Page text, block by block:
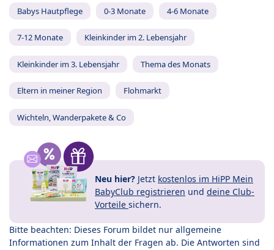
Babys Hautpflege 0-3 Monate 4-6 Monate
7-12 Monate Kleinkinder im 2. Lebensjahr
Kleinkinder im 3. Lebensjahr Thema des Monats
Eltern in meiner Region Flohmarkt
Wichteln, Wanderpakete & Co
Neu hier? Jetzt kostenlos im HiPP Mein
BabyClub registrieren und deine Club-
Vorteile sichern.
Bitte beachten: Dieses Forum bildet nur allgemeine
Informationen zum Inhalt der Fragen ab. Die Antworten sind